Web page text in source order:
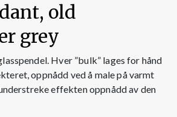
old
grey
Hver ”bulk” lages for hånd
oppnådd ved å male på varmt
effekten oppnådd av den